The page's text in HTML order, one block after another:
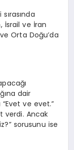
İsrail ve İran
Orta Doğu’da
dair
ve evet.”
verdi. Ancak
sorusunu ise